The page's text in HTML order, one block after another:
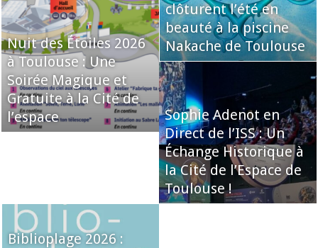
Nuit des Étoiles 2026
à Toulouse : Une
Soirée Magique et
Gratuite à la Cité de
l’espace
clôturent l’été en
beauté à la piscine
Nakache de Toulouse
Sophie Adenot en
Direct de l’ISS : Un
Échange Historique à
la Cité de l’Espace de
Toulouse !
Biblioplage 2026 :